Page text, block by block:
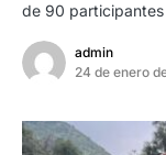
de 90
admin
24 de enero